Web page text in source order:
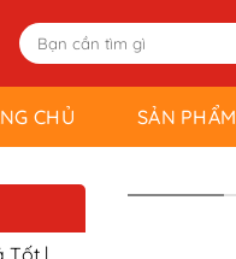
Tìm
kiếm:
CHỦ SẢN PHẨM
Tốt |